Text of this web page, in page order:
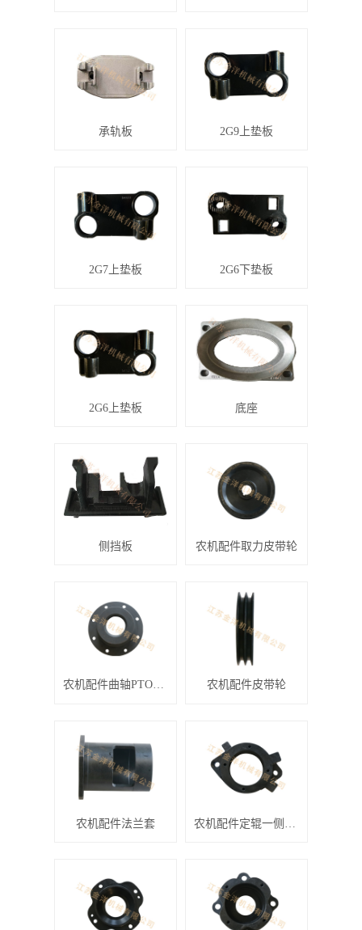
承轨板 2G9上垫板
2G7上垫板 2G6下垫板
2G6上垫板 底座
侧挡板 农机配件取力皮带轮
农机配件曲轴PTO带轮 农机配件皮带轮
农机配件法兰套